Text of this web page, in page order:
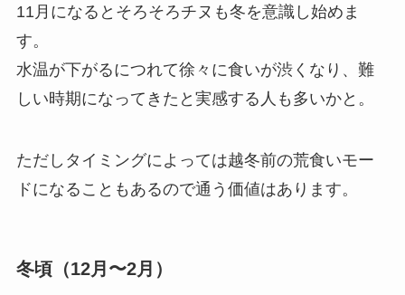
11月になるとそろそろチヌも冬を意識し始めま
す。
水温が下がるにつれて徐々に食いが渋くなり、難
しい時期になってきたと実感する人も多いかと。
ただしタイミングによっては越冬前の荒食いモー
ドになることもあるので通う価値はあります。
冬頃（12月〜2月）